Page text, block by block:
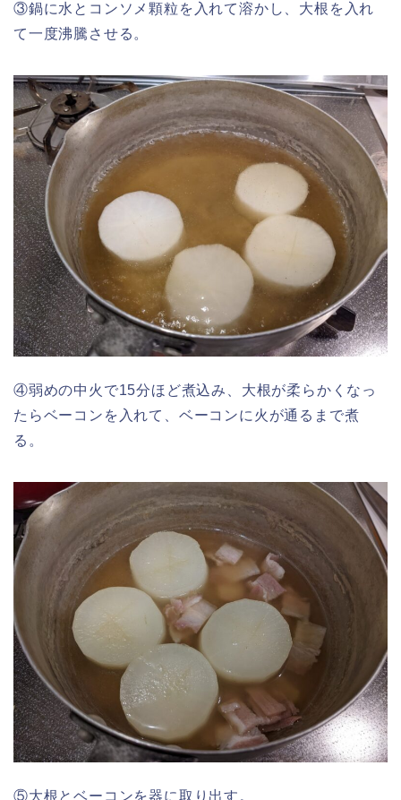
③鍋に水とコンソメ顆粒を入れて溶かし、大根を入れ
て一度沸騰させる。
④弱めの中火で15分ほど煮込み、大根が柔らかくなっ
たらベーコンを入れて、ベーコンに火が通るまで煮
る。
⑤大根とベーコンを器に取り出す。